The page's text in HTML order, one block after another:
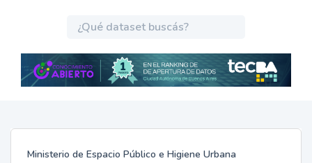
Ministerio de Espacio Público e Higiene Urbana